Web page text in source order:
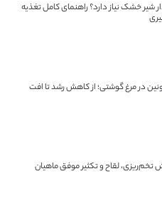
شیر خشک نیاز دارد؟ راهنمای کامل تغذیه
در مرغ گوشتی؛ از کاهش رشد تا افت
تخم‌ریزی، لقاح و تکثیر موفق ماهیان